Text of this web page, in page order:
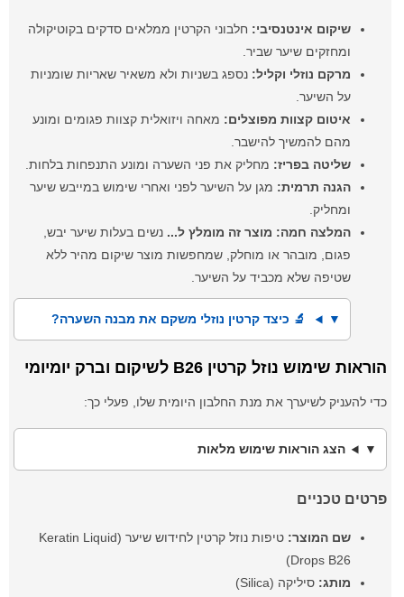
שיקום אינטנסיבי: חלבוני הקרטין ממלאים סדקים בקוטיקולה
ומחזקים שיער שביר.
מרקם נוזלי וקליל: נספג בשניות ולא משאיר שאריות שומניות
על השיער.
איטום קצוות מפוצלים: מאחה ויזואלית קצוות פגומים ומונע
מהם להמשיך להישבר.
שליטה בפריז: מחליק את פני השערה ומונע התנפחות בלחות.
הגנה תרמית: מגן על השיער לפני ואחרי שימוש במייבש שיער
ומחליק.
המלצה חמה: מוצר זה מומלץ ל... נשים בעלות שיער יבש,
פגום, מובהר או מוחלק, שמחפשות מוצר שיקום מהיר ללא
שטיפה שלא מכביד על השיער.
🔬 כיצד קרטין נוזלי משקם את מבנה השערה?
הוראות שימוש נוזל קרטין B26 לשיקום וברק יומיומי
כדי להעניק לשיערך את מנת החלבון היומית שלו, פעלי כך:
הצג הוראות שימוש מלאות
פרטים טכניים
שם המוצר:
טיפות נוזל קרטין לחידוש שיער (Keratin Liquid
Drops B26)
מותג: סיליקה (Silica)